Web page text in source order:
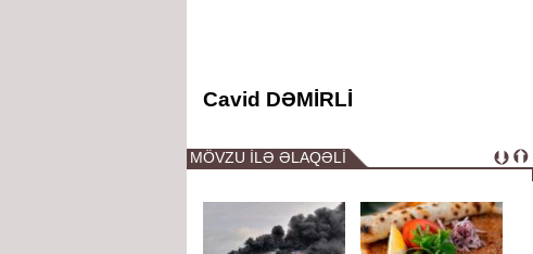
Cavid DƏMİRLİ
MÖVZU İLƏ ƏLAQƏLİ